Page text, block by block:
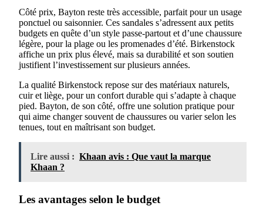
Côté prix, Bayton reste très accessible, parfait pour un usage
ponctuel ou saisonnier. Ces sandales s’adressent aux petits
budgets en quête d’un style passe-partout et d’une chaussure
légère, pour la plage ou les promenades d’été. Birkenstock
affiche un prix plus élevé, mais sa durabilité et son soutien
justifient l’investissement sur plusieurs années.
La qualité Birkenstock repose sur des matériaux naturels,
cuir et liège, pour un confort durable qui s’adapte à chaque
pied. Bayton, de son côté, offre une solution pratique pour
qui aime changer souvent de chaussures ou varier selon les
tenues, tout en maîtrisant son budget.
Lire aussi : Khaan avis : Que vaut la marque
Khaan ?
Les avantages selon le budget